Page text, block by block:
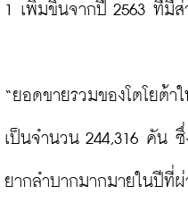
1 เพิ่มขึ้นจากปี 2563 ที่มี
“ยอดขายรวมของโตโยต้า
เป็นจำนวน 244,316 คัน
ยากลำบากมากมายในปีที่